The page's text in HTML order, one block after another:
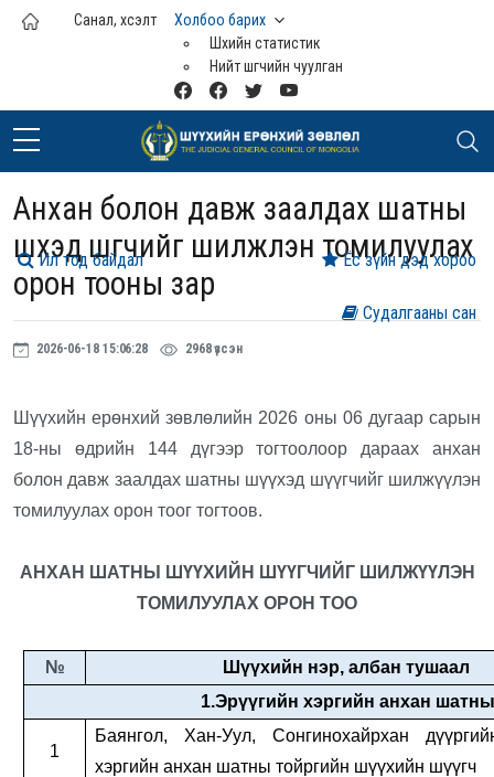
Үндсэн агуулга руу шилжих
Санал, хүсэлт
Холбоо барих
Шүүхийн статистик
Нийт шүүгчийн чуулган
Анхан болон давж заалдах шатны
шүүхэд шүүгчийг шилжүүлэн томилуулах
орон тооны зар
2026-06-18 15:06:28 2968 үзсэн
Шүүхийн ерөнхий зөвлөлийн 2026 оны 06 дугаар сарын
18-ны өдрийн 144 дүгээр тогтоолоор дараах анхан
болон давж заалдах шатны шүүхэд шүүгчийг шилжүүлэн
томилуулах орон тоог тогтоов.
АНХАН ШАТНЫ ШҮҮХИЙН ШҮҮГЧИЙГ ШИЛЖҮҮЛЭН
ТОМИЛУУЛАХ ОРОН ТОО
№
Шүүхийн нэр, албан тушаал
1.Эрүүгийн хэргийн анхан
1
Баянгол, Хан-Уул, Сонгинохайрхан
хэргийн анхан шатны тойргийн шүүхийн шүүгч
Судалгааны сан
Ёс зүйн дэд хороо
Ил тод байдал